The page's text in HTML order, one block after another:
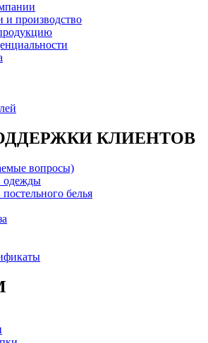
производство
КЛИЕНТОВ
вопросы)
одежды
белья